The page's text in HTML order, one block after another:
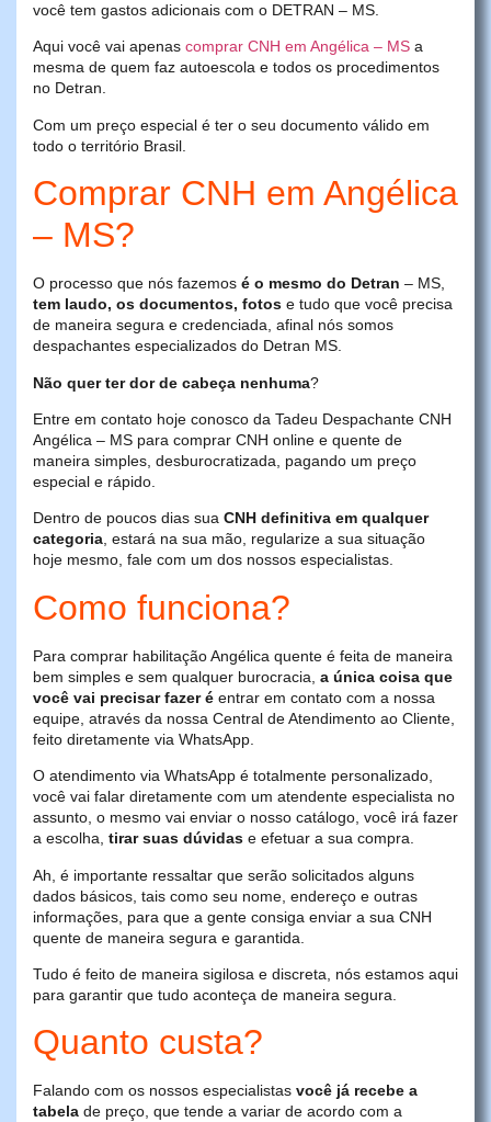
você tem gastos adicionais com o DETRAN – MS.
Aqui você vai apenas comprar CNH em Angélica – MS a
mesma de quem faz autoescola e todos os procedimentos
no Detran.
Com um preço especial é ter o seu documento válido em
todo o território Brasil.
Comprar CNH em Angélica
– MS?
O processo que nós fazemos é o mesmo do Detran – MS,
tem laudo, os documentos, fotos e tudo que você precisa
de maneira segura e credenciada, afinal nós somos
despachantes especializados do Detran MS.
Não quer ter dor de cabeça nenhuma?
Entre em contato hoje conosco da Tadeu Despachante CNH
Angélica – MS para comprar CNH online e quente de
maneira simples, desburocratizada, pagando um preço
especial e rápido.
Dentro de poucos dias sua CNH definitiva em qualquer
categoria, estará na sua mão, regularize a sua situação
hoje mesmo, fale com um dos nossos especialistas.
Como funciona?
Para comprar habilitação Angélica quente é feita de maneira
bem simples e sem qualquer burocracia, a única coisa que
você vai precisar fazer é entrar em contato com a nossa
equipe, através da nossa Central de Atendimento ao Cliente,
feito diretamente via WhatsApp.
O atendimento via WhatsApp é totalmente personalizado,
você vai falar diretamente com um atendente especialista no
assunto, o mesmo vai enviar o nosso catálogo, você irá fazer
a escolha, tirar suas dúvidas e efetuar a sua compra.
Ah, é importante ressaltar que serão solicitados alguns
dados básicos, tais como seu nome, endereço e outras
informações, para que a gente consiga enviar a sua CNH
quente de maneira segura e garantida.
Tudo é feito de maneira sigilosa e discreta, nós estamos aqui
para garantir que tudo aconteça de maneira segura.
Quanto custa?
Falando com os nossos especialistas você já recebe a
tabela de preço, que tende a variar de acordo com a